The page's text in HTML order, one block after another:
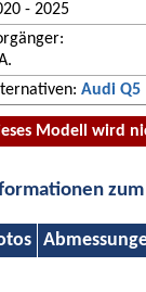
- 2025
Audi Q5
Modell wird
zum